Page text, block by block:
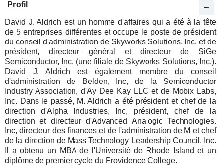
Profil
David J. Aldrich est un homme d'affaires qui a été à la tête
de 5 entreprises différentes et occupe le poste de président
du conseil d'administration de Skyworks Solutions, Inc. et de
président, directeur général et directeur de SiGe
Semiconductor, Inc. (une filiale de Skyworks Solutions, Inc.).
David J. Aldrich est également membre du conseil
d'administration de Belden, Inc, de la Semiconductor
Industry Association, d'Ay Dee Kay LLC et de Mobix Labs,
Inc. Dans le passé, M. Aldrich a été président et chef de la
direction d'Alpha Industries, Inc, président, chef de la
direction et directeur d'Advanced Analogic Technologies,
Inc, directeur des finances et de l'administration de M et chef
de la direction de Mass Technology Leadership Council, Inc.
Il a obtenu un MBA de l'Université de Rhode Island et un
diplôme de premier cycle du Providence College.